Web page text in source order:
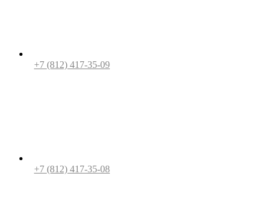
+7 (812) 417-35-09
+7 (812) 417-35-08